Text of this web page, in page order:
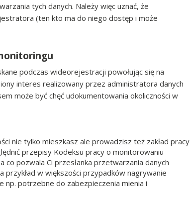
tych danych. Należy więc uznać, że
(ten kto ma do niego dostęp i może
podczas wideorejestracji powołując się na
interes realizowany przez administratora danych
może być chęć udokumentowania okoliczności w
nie tylko mieszkasz ale prowadzisz też zakład pracy
przepisy Kodeksu pracy o monitorowaniu
pozwala Ci przesłanka przetwarzania danych
przykład w większości przypadków nagrywanie
np. potrzebne do zabezpieczenia mienia i